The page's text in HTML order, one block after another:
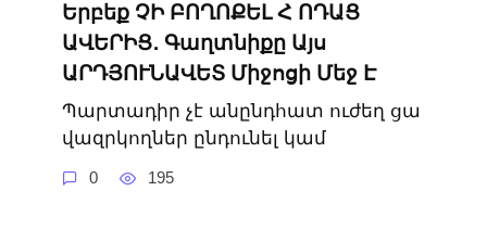
Երբեք ՉԻ ԲՈՂՈՔԵԼ Հ ՈԴԱՑ
ԱՎԵՐԻՑ․ Գաղտնիքը Այս
ԱՐԴՅՈՒՆԱՎԵՏ Միջոցի Մեջ Է
Պարտադիր չէ անընդհատ ուժեղ ցա
վազրկողներ ընդունել կամ
0 195